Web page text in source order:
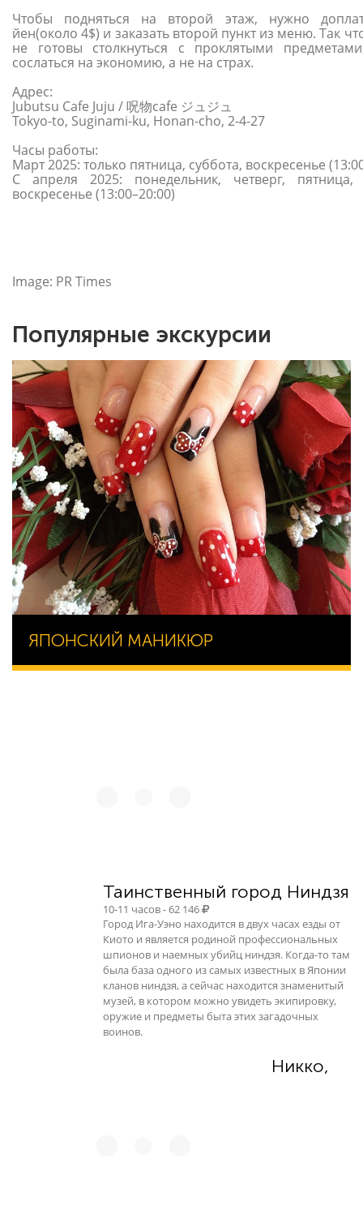
Чтобы подняться на второй этаж, нужно
йен(около 4$) и заказать второй пункт из меню. Так
не готовы столкнуться с проклятыми
сослаться на экономию, а не на страх.
Адрес:
Jubutsu Cafe Juju / 呪物cafe ジュジュ
Tokyo-to, Suginami-ku, Honan-cho, 2-4-27
Часы работы:
Март 2025: только пятница, суббота, воскресенье
С апреля 2025: понедельник, четверг, пятница,
воскресенье (13:00–20:00)
Image: PR Times
Популярные экскурсии
ЯПОНСКИЙ МАНИКЮР
Таинственный город Ниндзя
10-11 часов - 62 146
Город Ига-Уэно находится в двух часах езды от
Киото и является родиной профессиональных
шпионов и наемных убийц ниндзя. Когда-то там
была база одного из самых известных в Японии
кланов ниндзя, а сейчас находится знаменитый
музей, в котором можно увидеть экипировку,
оружие и предметы быта этих загадочных
воинов.
Никко,